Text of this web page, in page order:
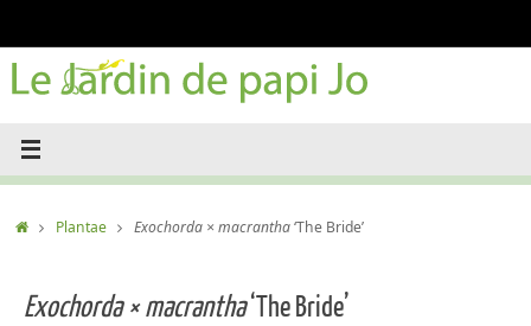
contenu
AccueilPlantae Exochorda × macrantha‘The Bride’
Exochorda × macrantha‘The Bride’